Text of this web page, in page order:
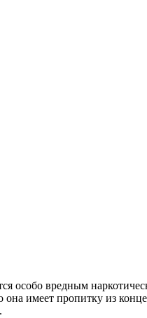
особо вредным
имеет пропитку из